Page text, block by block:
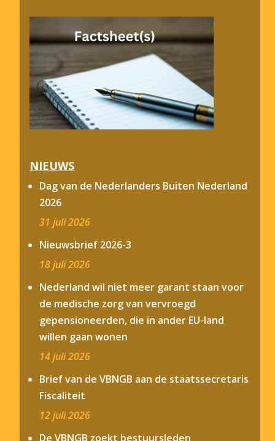
NIEUWS
Dag van de Nederlanders Buiten Nederland
2026
31 juli 2026
Nieuwsbrief 2026-3
18 juli 2026
Nederland wil niet meer garant staan voor
de medische zorg van vervroegd
gepensioneerden, die in ander EU-land
willen gaan wonen
14 juli 2026
Brief van de VBNGB aan de staatssecretaris
Fiscaliteit
12 juli 2026
De VBNGB zoekt bestuursleden